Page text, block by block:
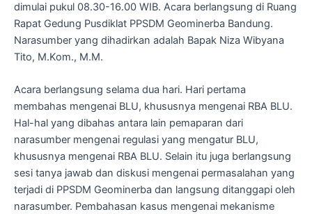
dimulai pukul 08.30-16.00 WIB. Acara berlangsung di Ruang
Rapat Gedung Pusdiklat PPSDM Geominerba Bandung.
Narasumber yang dihadirkan adalah Bapak Niza Wibyana
Tito, M.Kom., M.M.
Acara berlangsung selama dua hari. Hari pertama
membahas mengenai BLU, khususnya mengenai RBA BLU.
Hal-hal yang dibahas antara lain pemaparan dari
narasumber mengenai regulasi yang mengatur BLU,
khususnya mengenai RBA BLU. Selain itu juga berlangsung
sesi tanya jawab dan diskusi mengenai permasalahan yang
terjadi di PPSDM Geominerba dan langsung ditanggapi oleh
narasumber. Pembahasan kasus mengenai mekanisme